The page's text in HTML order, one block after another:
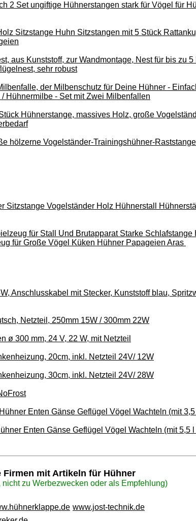
2 Set ungiftige Hühnerstangen stark für Vögel für
Sitzstange Huhn Sitzstangen mit 5 Stück
aus Kunststoff, zur Wandmontage, Nest für bis zu
sehr robust
der Milbenschutz für Deine Hühner -
Hühnermilbe - Set mit Zwei Milbenfallen
Hühnerstange, massives Holz, große
hölzerne Vogelständer-Trainingshühner-
Sitzstange Vogelständer Holz Hühnerstall
für Stall Und Brutapparat Starke Schlafstange
für Große Vögel Küken Hühner Papageien Aras
Anschlusskabel mit Stecker, Kunststoff blau,
Netzteil, 250mm 15W / 300mm 22W
ø 300 mm, 24 V, 22 W, mit Netzteil
20cm, inkl. Netzteil 24V/ 12W
30cm, inkl. Netzteil 24V/ 28W
Enten Gänse Geflügel Vögel Wachteln (mit
Enten Gänse Geflügel Vögel Wachteln (mit 5,5
Firmen mit Artikeln für Hühner
nicht zu Werbezwecken oder als Empfehlung)
www.jost-technik.de